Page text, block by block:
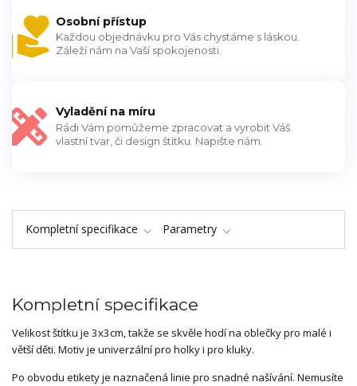
Osobní přístup
Každou objednávku pro Vás chystáme s láskou.
Záleží nám na Vaší spokojenosti.
Vyladění na míru
Rádi Vám pomůžeme zpracovat a vyrobit Váš
vlastní tvar, či design štítku. Napište nám.
Kompletní specifikace Parametry
Kompletní specifikace
Velikost štítku je 3x3cm, takže se skvěle hodí na oblečky pro malé i
větší děti. Motiv je univerzální pro holky i pro kluky.
Po obvodu etikety je naznačená linie pro snadné našívání. Nemusíte